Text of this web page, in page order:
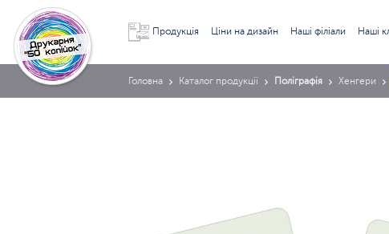
Продукція Ціни на дизайн Наші філіали Наші
Головна Каталог продукції Поліграфія Хенгери